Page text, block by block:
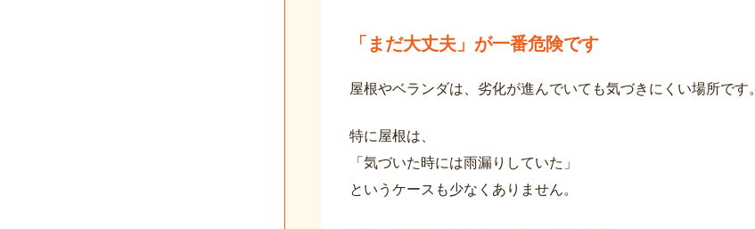
「まだ大丈夫」が一番危険です
屋根やベランダは、劣化が進んでいても気づきにくい場所です。
特に屋根は、
「気づいた時には雨漏りしていた」
というケースも少なくありません。